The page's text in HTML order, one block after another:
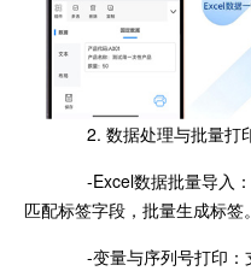
2. 数据处理与批量打
-Excel数据批量导入：
匹配标签字段，批量生成标签。
-变量与序列号打印：